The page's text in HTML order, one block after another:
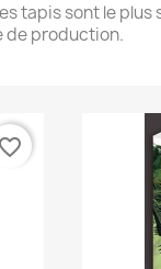
tapis sont le plus
de production.
favorite_border